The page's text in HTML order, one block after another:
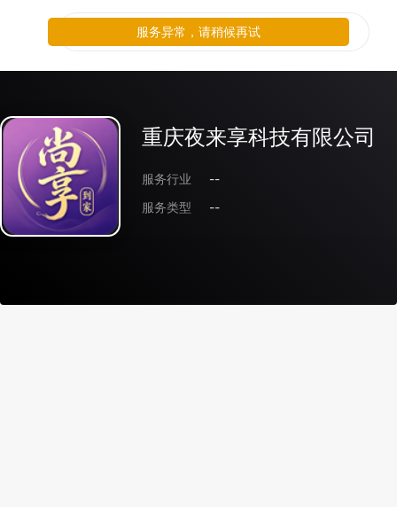
重庆夜来享科技有限公司
服务行业
--
服务类型
--
服务异常，请稍候再试